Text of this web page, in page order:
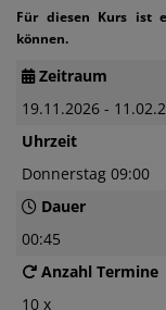
Für diesen Kurs ist
können.
Zeitraum
19.11.2026 -
Uhrzeit
Donnerstag 09:00
Dauer
00:45
Anzahl Termine
10 x